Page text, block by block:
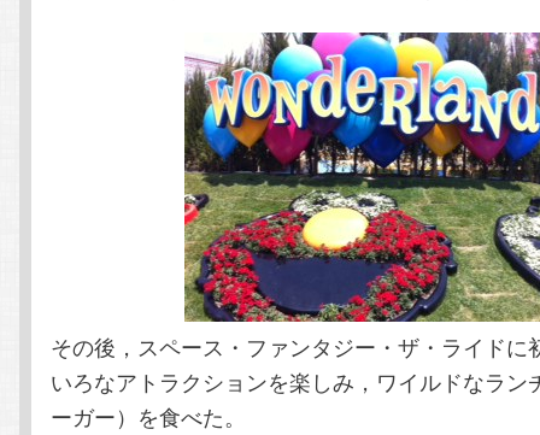
その後，スペース・ファンタジー・ザ・ライドに
いろなアトラクションを楽しみ，ワイルドなラン
ーガー）を食べた。